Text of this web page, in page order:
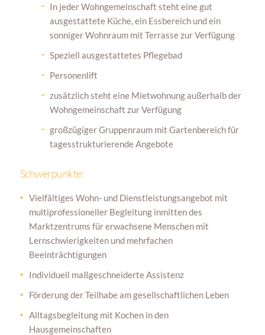
In jeder Wohngemeinschaft steht eine gut
ausgestattete Küche, ein Essbereich und ein
sonniger Wohnraum mit Terrasse zur Verfügung
Speziell ausgestattetes Pflegebad
Personenlift
zusätzlich steht eine Mietwohnung außerhalb der
Wohngemeinschaft zur Verfügung
großzügiger Gruppenraum mit Gartenbereich für
tagesstrukturierende Angebote
Schwerpunkte:
Vielfältiges Wohn- und Dienstleistungsangebot mit
multiprofessioneller Begleitung inmitten des
Marktzentrums für erwachsene Menschen mit
Lernschwierigkeiten und mehrfachen
Beeinträchtigungen
Individuell maßgeschneiderte Assistenz
Förderung der Teilhabe am gesellschaftlichen Leben
Alltagsbegleitung mit Kochen in den
Hausgemeinschaften